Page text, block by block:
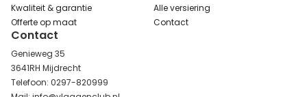
Kwaliteit & garantie
Offerte op maat
Alle versiering
Contact
Contact
Genieweg 35
3641RH Mijdrecht
Telefoon: 0297-820999